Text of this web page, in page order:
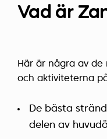
Vad är
Här är några av
och aktiviteterna
De bästa
delen av